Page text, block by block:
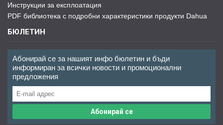
Инструкции за експлоатация
PDF библиотека с подробни характеристики продукти Dahua
БЮЛЕТИН
Абонирай се за нашият инфо бюлетин и бъди
информиран за всички новости и промоционални
предложения
Абонирай се